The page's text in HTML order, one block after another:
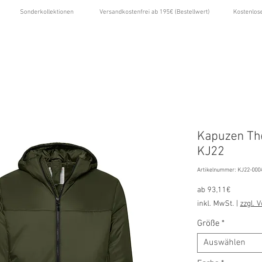
Sonderkollektionen Versandkostenfrei ab 195€ (Bestellwert)
Kapuzen
KJ22
Artikelnummer: KJ22-
ab 93,11€
Preis
inkl. MwSt. zzgl.
Größe *
Auswählen